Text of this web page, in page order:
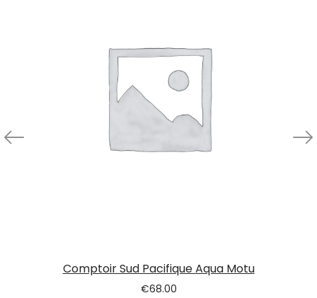
Comptoir Sud Pacifique Aqua Motu
€68.00